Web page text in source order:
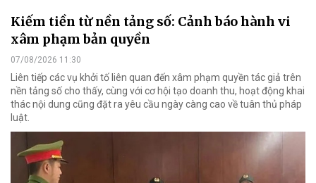
Kiếm tiền từ nền tảng số: Cảnh báo hành vi
xâm phạm bản quyền
07/08/2026 11:30
Liên tiếp các vụ khởi tố liên quan đến xâm phạm quyền tác giả trên
nền tảng số cho thấy, cùng với cơ hội tạo doanh thu, hoạt động khai
thác nội dung cũng đặt ra yêu cầu ngày càng cao về tuân thủ pháp
luật.